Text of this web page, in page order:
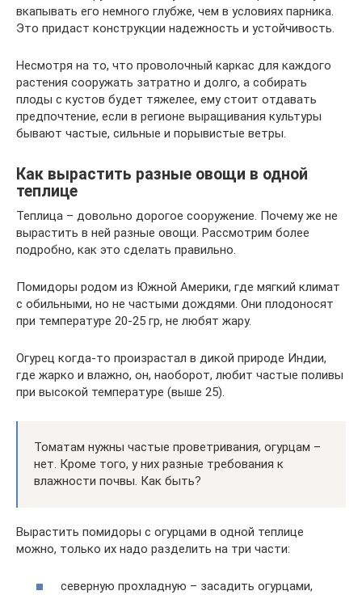
вкапывать его немного глубже, чем в условиях парника.
Это придаст конструкции надежность и устойчивость.
Несмотря на то, что проволочный каркас для каждого
растения сооружать затратно и долго, а собирать
плоды с кустов будет тяжелее, ему стоит отдавать
предпочтение, если в регионе выращивания культуры
бывают частые, сильные и порывистые ветры.
Как вырастить разные овощи в одной
теплице
Теплица – довольно дорогое сооружение. Почему же не
вырастить в ней разные овощи. Рассмотрим более
подробно, как это сделать правильно.
Помидоры родом из Южной Америки, где мягкий климат
с обильными, но не частыми дождями. Они плодоносят
при температуре 20-25 гр, не любят жару.
Огурец когда-то произрастал в дикой природе Индии,
где жарко и влажно, он, наоборот, любит частые поливы
при высокой температуре (выше 25).
Томатам нужны частые проветривания, огурцам –
нет. Кроме того, у них разные требования к
влажности почвы. Как быть?
Вырастить помидоры с огурцами в одной теплице
можно, только их надо разделить на три части:
северную прохладную – засадить огурцами,